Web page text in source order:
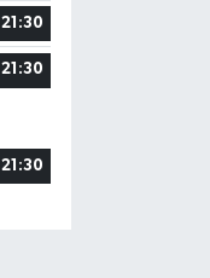
21:30
21:30
21:30